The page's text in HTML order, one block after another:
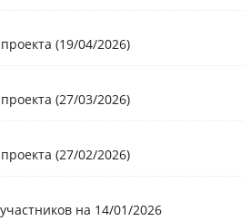
(19/04/2026)
(27/03/2026)
(27/02/2026)
на 14/01/2026